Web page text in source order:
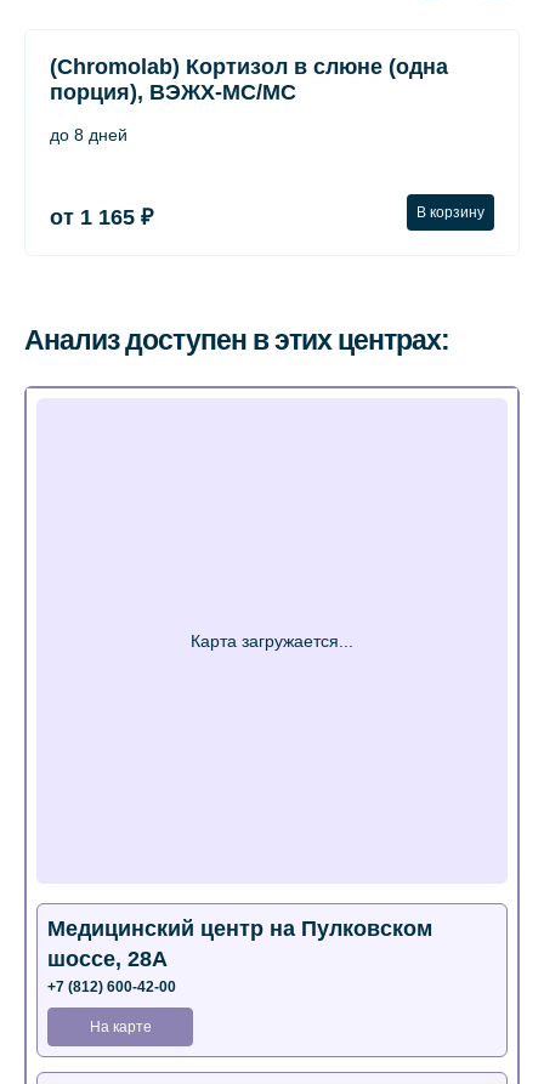
(Chromolab) Кортизол в слюне (одна
порция), ВЭЖХ-МС/МС
до 8 дней
от 1 165 ₽ В корзину
Анализ доступен в этих центрах:
Медицинский центр на Пулковском
шоссе, 28А
+7 (812) 600-42-00
На карте